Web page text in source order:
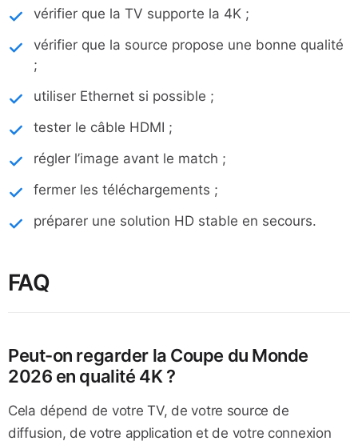
vérifier que la TV supporte la 4K ;
vérifier que la source propose une bonne qualité
;
utiliser Ethernet si possible ;
tester le câble HDMI ;
régler l’image avant le match ;
fermer les téléchargements ;
préparer une solution HD stable en secours.
FAQ
Peut-on regarder la Coupe du Monde
2026 en qualité 4K ?
Cela dépend de votre TV, de votre source de
diffusion, de votre application et de votre connexion